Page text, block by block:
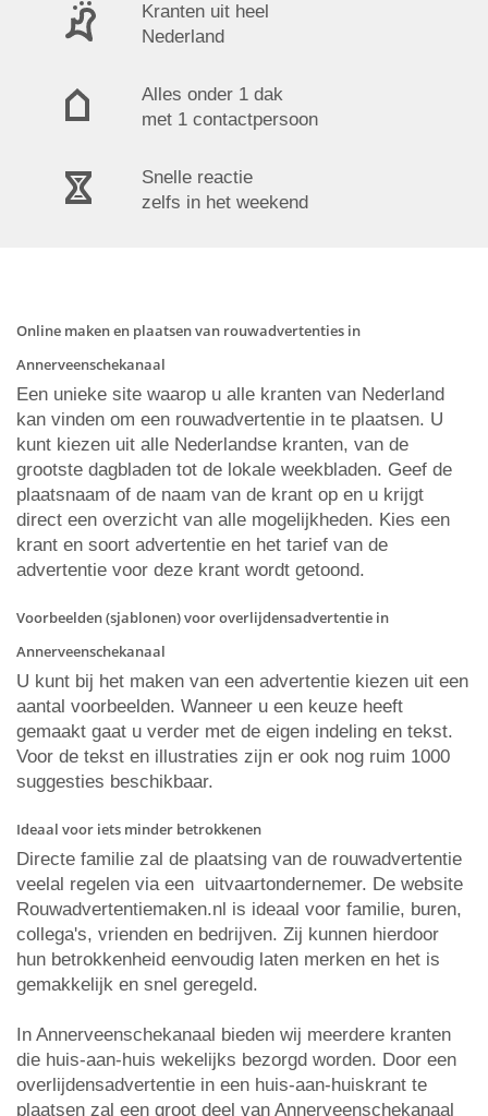
Kranten uit heel
Nederland
Alles onder 1 dak
met 1 contactpersoon
Snelle reactie
zelfs in het weekend
Online maken en plaatsen van rouwadvertenties in
Annerveenschekanaal
Een unieke site waarop u alle kranten van Nederland
kan vinden om een rouwadvertentie in te plaatsen. U
kunt kiezen uit alle Nederlandse kranten, van de
grootste dagbladen tot de lokale weekbladen. Geef de
plaatsnaam of de naam van de krant op en u krijgt
direct een overzicht van alle mogelijkheden. Kies een
krant en soort advertentie en het tarief van de
advertentie voor deze krant wordt getoond.
Voorbeelden (sjablonen) voor overlijdensadvertentie in
Annerveenschekanaal
U kunt bij het maken van een advertentie kiezen uit een
aantal voorbeelden. Wanneer u een keuze heeft
gemaakt gaat u verder met de eigen indeling en tekst.
Voor de tekst en illustraties zijn er ook nog ruim 1000
suggesties beschikbaar.
Ideaal voor iets minder betrokkenen
Directe familie zal de plaatsing van de rouwadvertentie
veelal regelen via een uitvaartondernemer. De website
Rouwadvertentiemaken.nl is ideaal voor familie, buren,
collega's, vrienden en bedrijven. Zij kunnen hierdoor
hun betrokkenheid eenvoudig laten merken en het is
gemakkelijk en snel geregeld.
In Annerveenschekanaal bieden wij meerdere kranten
die huis-aan-huis wekelijks bezorgd worden. Door een
overlijdensadvertentie in een huis-aan-huiskrant te
plaatsen zal een groot deel van Annerveenschekanaal